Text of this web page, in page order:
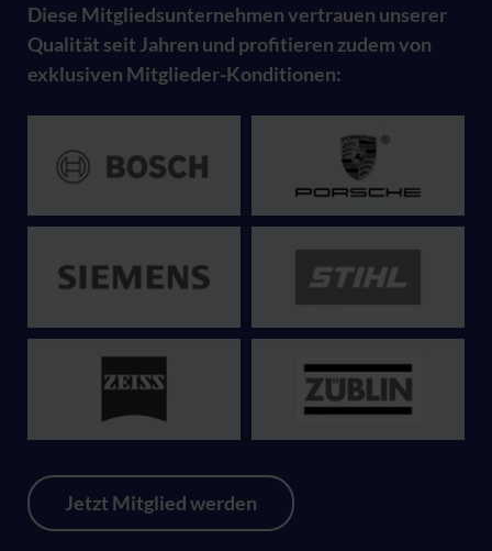
Diese Mitgliedsunternehmen vertrauen unserer
Qualität seit Jahren und profitieren zudem von
exklusiven Mitglieder-Konditionen:
Jetzt Mitglied werden